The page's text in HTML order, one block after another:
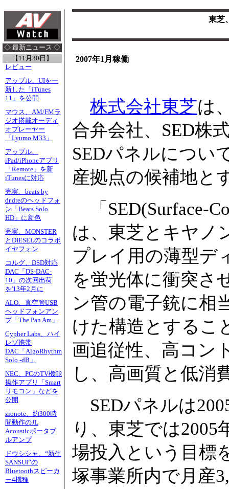
◇ 最新ニュース ◇
【11月30日】
レビュー
アップル、UIを一
新した「iTunes
11」を公開
マウス、AM/FMラ
ジオ搭載オーディ
オプレーヤー
「Lyumo M33」
アップル、
iPad/iPhoneアプリ
「Remote」を新
iTunesに対応
完実、beats by
dr.dreのヘッドフォ
ン「Beats Solo
HD」に新色
完実、MONSTER
とDIESELのコラボ
イヤフォン
コルグ、DSD対応
DAC「DS-DAC-
10」の次回出荷
を'13年2月に
ALO、真空管USB
ヘッドフォンアン
プ「The Pan Am」
Cypher Labs、ハイ
レゾ携帯
DAC「AlgoRhythm
Solo -dB」
NEC、PCのTV機能
操作アプリ「Smart
リモコン」などを
公開
zionote、約300時
間動作のJL
Acousticポータブ
ルアンプ
ドウシシャ、“新生
SANSUI”の
Bluetoothスピーカ
ー4機種
東芝
2007年1月稼働
株式会社東芝は
合弁会社、SED株
SEDパネルについ
産拠点の候補地と
「SED(Surface-
は、東芝とキヤノ
プレイ用の薄型デ
を蛍光体に衝突さ
ン管の電子銃に相
けた構造とするこ
画追従性、高コン
し、高画質と低消
SEDパネルは
り、東芝では2005
場投入という目標
塚事業所内で月産